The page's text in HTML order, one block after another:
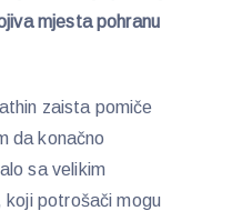
mjesta pohranu
zaista pomiče
da konačno
sa velikim
potrošači mogu